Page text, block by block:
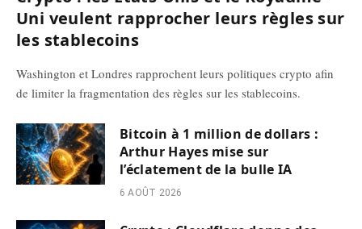
Uni veulent rapprocher leurs règles sur
les stablecoins
Washington et Londres rapprochent leurs politiques crypto afin
de limiter la fragmentation des règles sur les stablecoins.
Bitcoin à 1 million de dollars :
Arthur Hayes mise sur
l’éclatement de la bulle IA
6 AOÛT 2026